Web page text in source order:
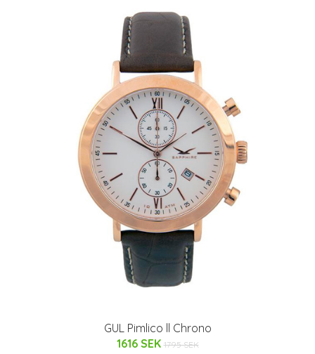
GUL Pimlico ll Chrono
1616 SEK 1795 SEK